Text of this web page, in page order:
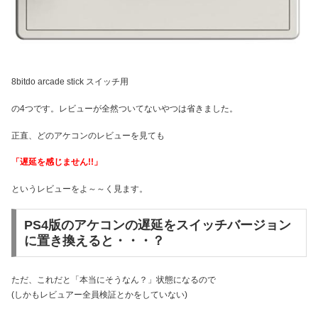
8bitdo arcade stick スイッチ用
の4つです。レビューが全然ついてないやつは省きました。
正直、どのアケコンのレビューを見ても
「遅延を感じません!!」
というレビューをよ～～く見ます。
PS4版のアケコンの遅延をスイッチバージョン
に置き換えると・・・？
ただ、これだと「本当にそうなん？」状態になるので
(しかもレビュアー全員検証とかをしていない)